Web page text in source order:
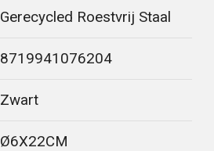
Gerecycled Roestvrij Staal
8719941076204
Zwart
Ø6X22CM